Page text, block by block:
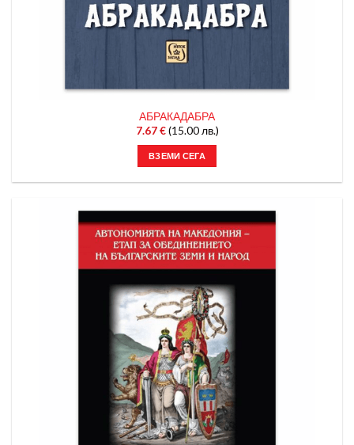
АБРАКАДАБРА
7.67€ (15.00 лв.)
ВЗЕМИ СЕГА